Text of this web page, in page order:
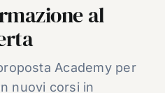
al
Academy per
nuovi corsi in